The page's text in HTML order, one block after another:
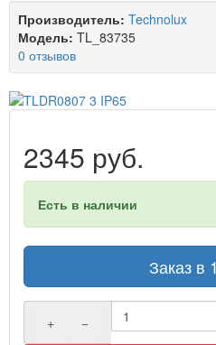
Производитель: Technolux
Модель: TL_83735
0 отзывов
2345 руб.
Есть в наличии
Заказ в
+ −